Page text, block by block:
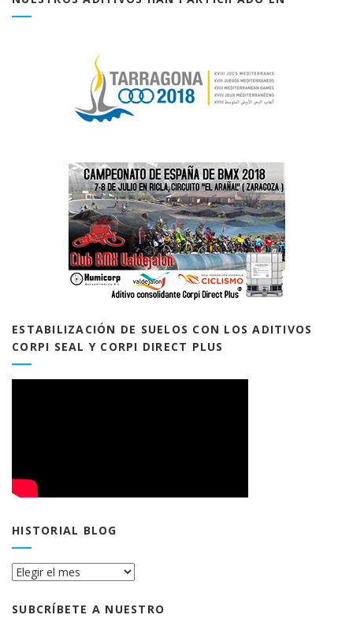
ESTABILIZACIÓN DE SUELOS CON LOS ADITIVOS
CORPI SEAL Y CORPI DIRECT PLUS
HISTORIAL BLOG
Historial
SUBCRÍBETE A NUESTRO